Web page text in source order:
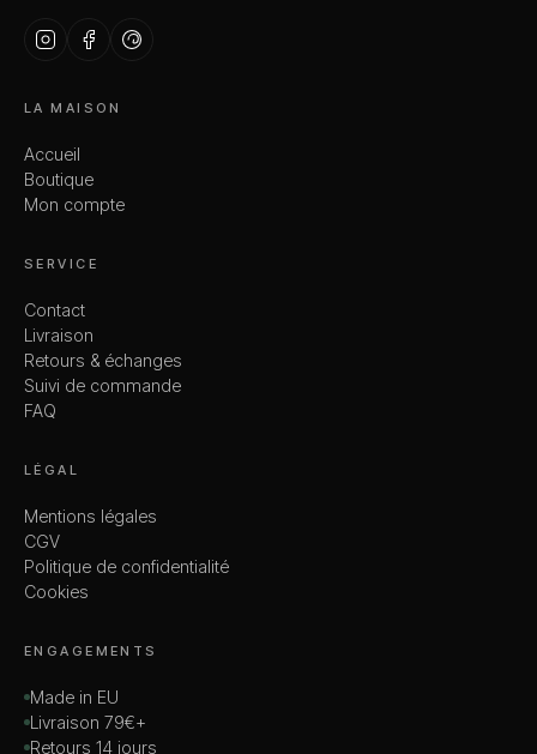
LA MAISON
Accueil
Boutique
Mon compte
SERVICE
Contact
Livraison
Retours & échanges
Suivi de commande
FAQ
LÉGAL
Mentions légales
CGV
Politique de confidentialité
Cookies
ENGAGEMENTS
Made in EU
Livraison 79€+
Retours 14 jours